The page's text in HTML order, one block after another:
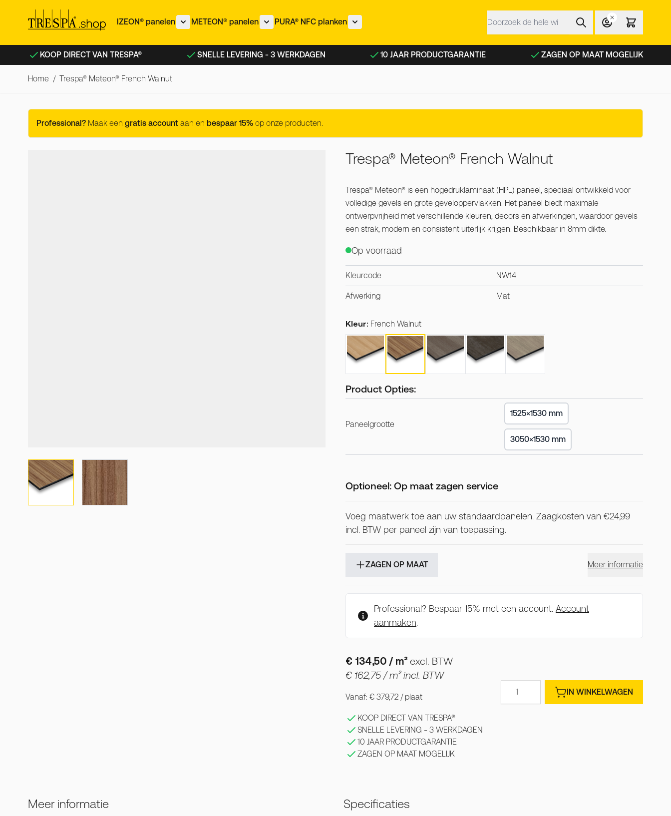
IZEON® panelen
Toon submenu voor IZEON® panelen categorie
METEON® panelen
Toon submenu voor METEON® panelen categorie
PURA® NFC planken
Toon submenu voor PURA® NFC planken categorie
KOOP DIRECT VAN TRESPA® SNELLE LEVERING - 3 WERKDAGEN 10 JAAR PRODUCTGARANTIE ZAGEN OP MAAT MOGELIJK
Home / Trespa® Meteon® French Walnut
Trespa® Meteon® French Walnut
Professional? Maak een gratis account aan en bespaar 15% op onze producten.
View larger imageView larger image
Trespa® Meteon® French Walnut
Trespa® Meteon® is een hogedruklaminaat (HPL) paneel, speciaal ontwikkeld voor
volledige gevels en grote geveloppervlakken. Het paneel biedt maximale
ontwerpvrijheid met verschillende kleuren, decors en afwerkingen, waardoor gevels
een strak, modern en consistent uiterlijk krijgen. Beschikbaar in 8mm dikte.
Op voorraad
Kleurcode NW14
Afwerking Mat
Kleur: French Walnut
Product Opties:
Paneelgrootte
1525×1530 mm
3050×1530 mm
Optioneel: Op maat zagen service
Voeg maatwerk toe aan uw standaardpanelen. Zaagkosten van €24,99
incl. BTW per paneel zijn van toepassing.
ZAGEN OP MAAT Meer informatie
Professional? Bespaar 15% met een account. Account
aanmaken.
€ 134,50 / m² excl. BTW
€ 162,75 / m² incl. BTW
Vanaf: € 379,72 / plaat
IN WINKELWAGEN
KOOP DIRECT VAN TRESPA®
SNELLE LEVERING - 3 WERKDAGEN
10 JAAR PRODUCTGARANTIE
ZAGEN OP MAAT MOGELIJK
Meer informatie Specificaties